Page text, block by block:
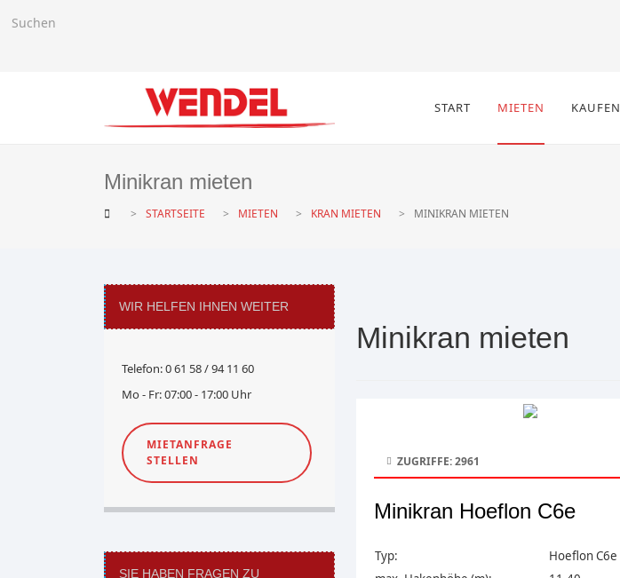
START MIETEN KAUFEN
Minikran mieten
STARTSEITE MIETEN KRAN MIETEN MINIKRAN MIETEN
WIR HELFEN IHNEN WEITER
Telefon: 0 61 58 / 94 11 60
Mo - Fr: 07:00 - 17:00 Uhr
MIETANFRAGE
STELLEN
SIE HABEN FRAGEN ZU
Minikran mieten
ZUGRIFFE: 2961
Minikran Hoeflon C6e
Typ:
Hoeflon C6e